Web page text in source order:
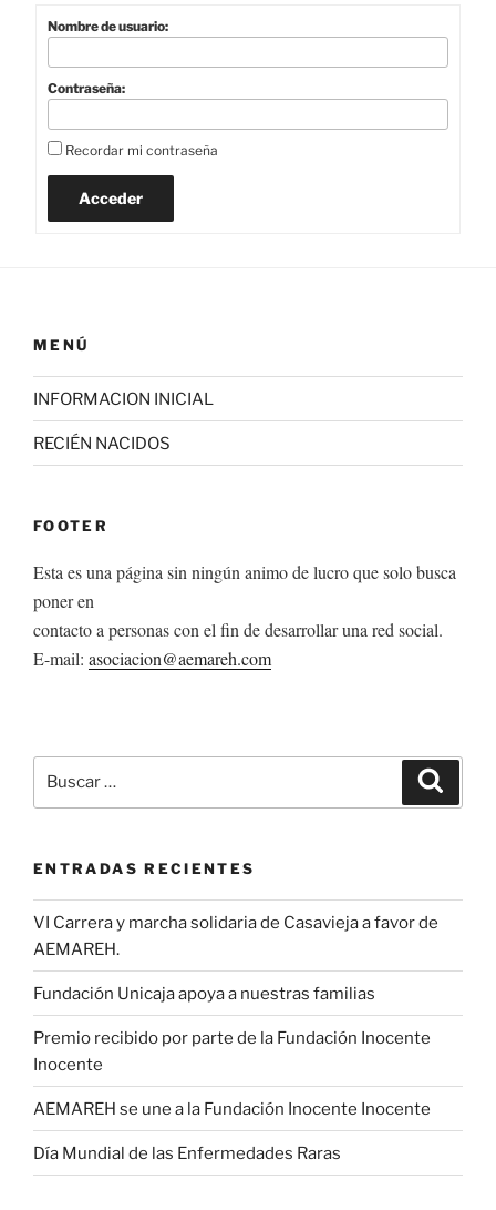
Nombre de usuario:
Contraseña:
Recordar mi contraseña
Acceder
MENÚ
INFORMACION INICIAL
RECIÉN NACIDOS
FOOTER
Esta es una página sin ningún animo de lucro que solo busca
poner en
contacto a personas con el fin de desarrollar una red social.
E-mail: asociacion@aemareh.com
por:
ENTRADAS RECIENTES
VI Carrera y marcha solidaria de Casavieja a favor de
AEMAREH.
Fundación Unicaja apoya a nuestras familias
Premio recibido por parte de la Fundación Inocente
Inocente
AEMAREH se une a la Fundación Inocente Inocente
Día Mundial de las Enfermedades Raras